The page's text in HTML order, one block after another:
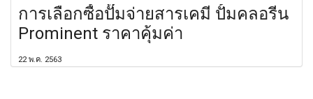
การเลือกซื้อปั๊มจ่ายสารเคมี ปั้มคลอรีน
Prominent ราคาคุ้มค่า
22 พ.ค. 2563